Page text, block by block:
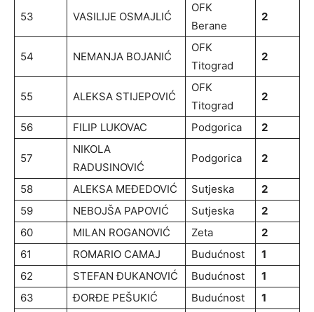
53 VASILIJE OSMAJLIĆ
OFK
Berane
2
54 NEMANJA BOJANIĆ
OFK
Titograd
2
55 ALEKSA STIJEPOVIĆ
OFK
Titograd
2
56 FILIP LUKOVAC Podgorica 2
57
NIKOLA
RADUSINOVIĆ
Podgorica 2
58 ALEKSA MEĐEDOVIĆ Sutjeska
2
59
NEBOJŠA PAPOVIĆ Sutjeska
2
60
MILAN ROGANOVIĆ Zeta
2
61
ROMARIO CAMAJ Budućnost
1
62
STEFAN ĐUKANOVIĆ Budućnost
1
63
ĐORĐE PEŠUKIĆ Budućnost
1